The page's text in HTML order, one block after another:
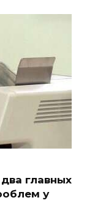
главных
у